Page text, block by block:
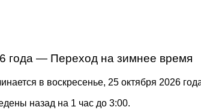
года — Переход на зимнее время
в воскресенье, 25 октября 2026
назад на 1 час до 3:00.